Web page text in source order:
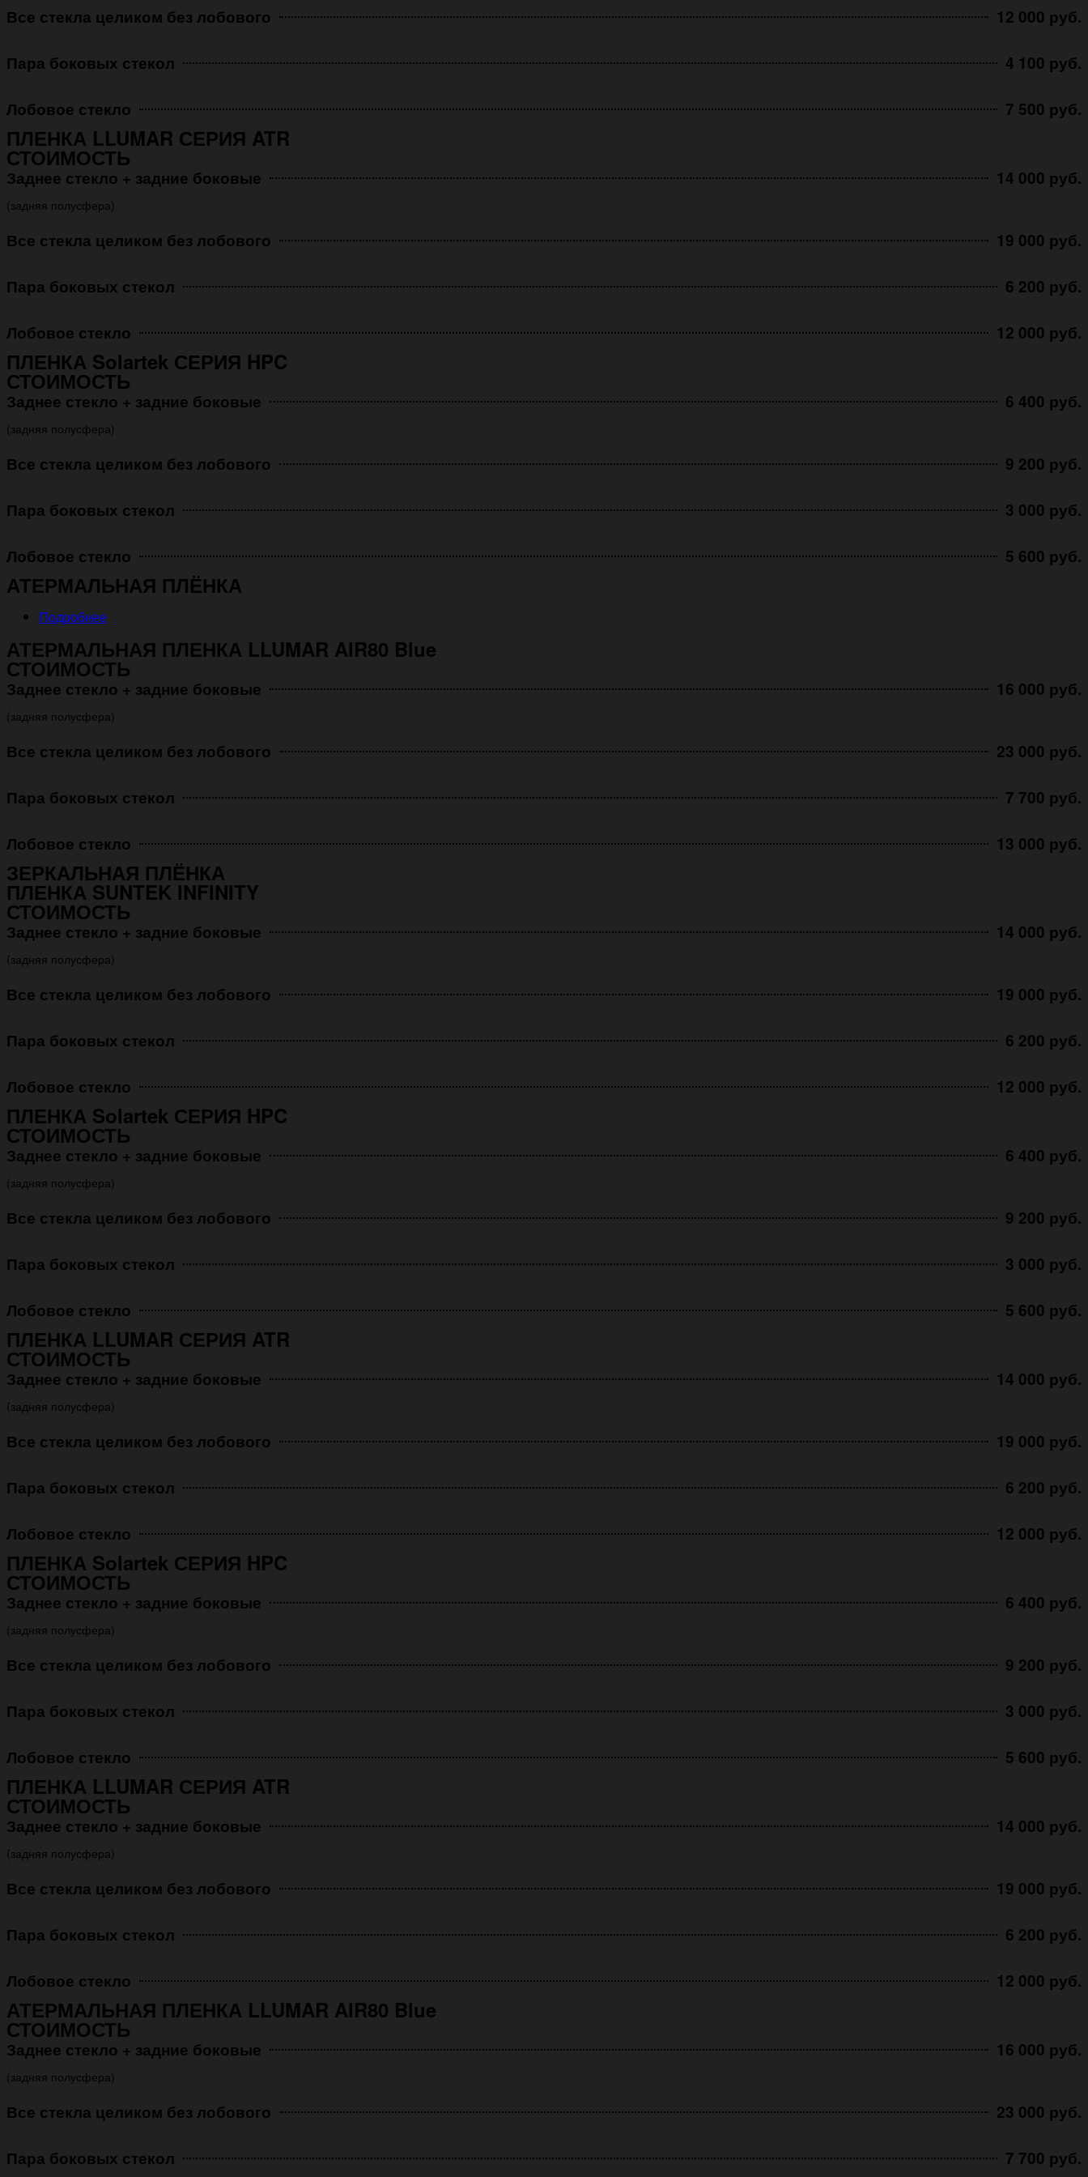
Все стекла целиком без лобового 12 000 руб.
Пара боковых стекол 4 100 руб.
Лобовое стекло 7 500 руб.
ПЛЕНКА LLUMAR СЕРИЯ ATR
СТОИМОСТЬ
Заднее стекло + задние боковые 14 000 руб.
(задняя полусфера)
Все стекла целиком без лобового 19 000 руб.
Пара боковых стекол 6 200 руб.
Лобовое стекло 12 000 руб.
ПЛЕНКА Solartek СЕРИЯ HPC
СТОИМОСТЬ
Заднее стекло + задние боковые 6 400 руб.
(задняя полусфера)
Все стекла целиком без лобового 9 200 руб.
Пара боковых стекол 3 000 руб.
Лобовое стекло 5 600 руб.
АТЕРМАЛЬНАЯ ПЛЁНКА
Подробнее
АТЕРМАЛЬНАЯ ПЛЕНКА LLUMAR AIR80 Blue
СТОИМОСТЬ
Заднее стекло + задние боковые 16 000 руб.
(задняя полусфера)
Все стекла целиком без лобового 23 000 руб.
Пара боковых стекол 7 700 руб.
Лобовое стекло 13 000 руб.
ЗЕРКАЛЬНАЯ ПЛЁНКА
ПЛЕНКА SUNTEK INFINITY
СТОИМОСТЬ
Заднее стекло + задние боковые 14 000 руб.
(задняя полусфера)
Все стекла целиком без лобового 19 000 руб.
Пара боковых стекол 6 200 руб.
Лобовое стекло 12 000 руб.
ПЛЕНКА Solartek СЕРИЯ HPC
СТОИМОСТЬ
Заднее стекло + задние боковые 6 400 руб.
(задняя полусфера)
Все стекла целиком без лобового 9 200 руб.
Пара боковых стекол 3 000 руб.
Лобовое стекло 5 600 руб.
ПЛЕНКА LLUMAR СЕРИЯ ATR
СТОИМОСТЬ
Заднее стекло + задние боковые 14 000 руб.
(задняя полусфера)
Все стекла целиком без лобового 19 000 руб.
Пара боковых стекол 6 200 руб.
Лобовое стекло 12 000 руб.
ПЛЕНКА Solartek СЕРИЯ HPC
СТОИМОСТЬ
Заднее стекло + задние боковые 6 400 руб.
(задняя полусфера)
Все стекла целиком без лобового 9 200 руб.
Пара боковых стекол 3 000 руб.
Лобовое стекло 5 600 руб.
ПЛЕНКА LLUMAR СЕРИЯ ATR
СТОИМОСТЬ
Заднее стекло + задние боковые 14 000 руб.
(задняя полусфера)
Все стекла целиком без лобового 19 000 руб.
Пара боковых стекол 6 200 руб.
Лобовое стекло 12 000 руб.
АТЕРМАЛЬНАЯ ПЛЕНКА LLUMAR AIR80 Blue
СТОИМОСТЬ
Заднее стекло + задние боковые 16 000 руб.
(задняя полусфера)
Все стекла целиком без лобового 23 000 руб.
Пара боковых стекол 7 700 руб.